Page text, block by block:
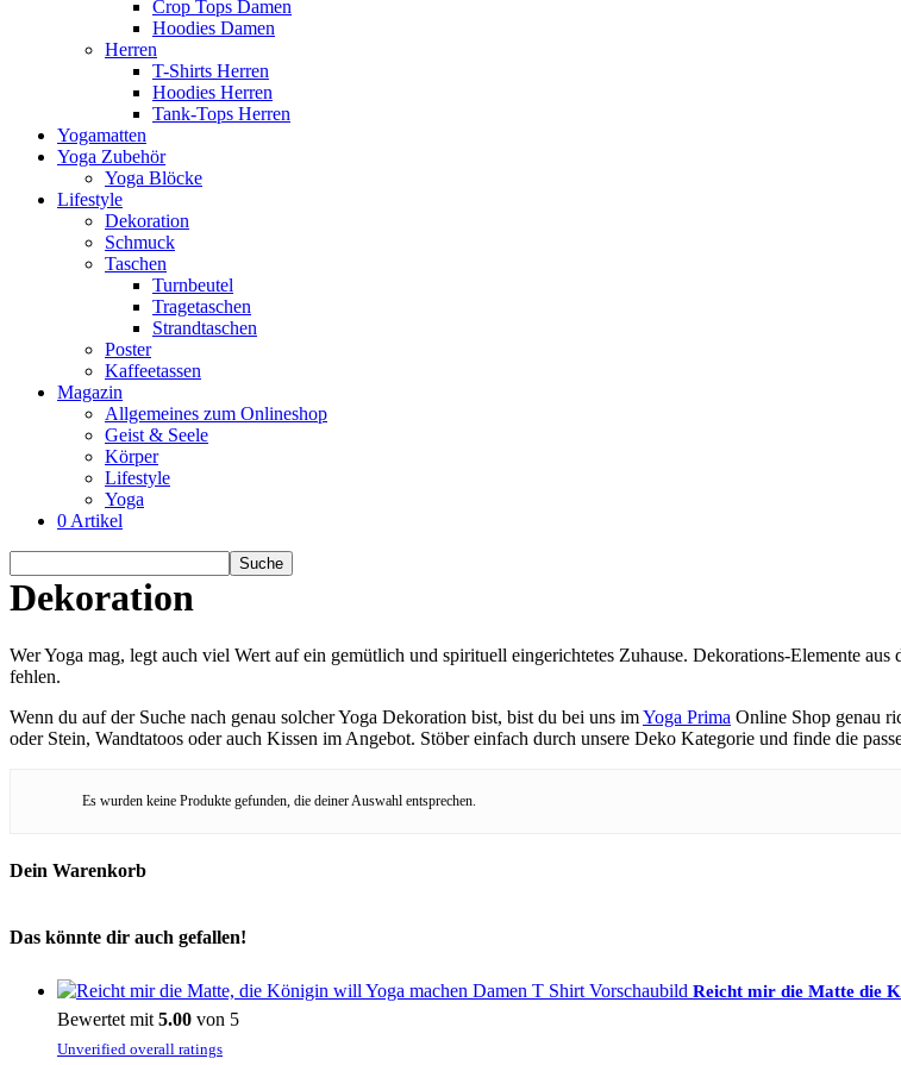
Crop Tops Damen
Hoodies Damen
Herren
T-Shirts Herren
Hoodies Herren
Tank-Tops Herren
Yogamatten
Yoga Zubehör
Yoga Blöcke
Lifestyle
Dekoration
Schmuck
Taschen
Turnbeutel
Tragetaschen
Strandtaschen
Poster
Kaffeetassen
Magazin
Allgemeines zum Onlineshop
Geist & Seele
Körper
Lifestyle
Yoga
0 Artikel
Dekoration
Wer Yoga mag, legt auch viel Wert auf ein gemütlich und spirituell eingerichtetes Zuhause. Dekorations-Elemente
fehlen.
Wenn du auf der Suche nach genau solcher Yoga Dekoration bist, bist du bei uns imYoga Prima Online Shop genau
oder Stein, Wandtatoos oder auch Kissen im Angebot. Stöber einfach durch unsere Deko Kategorie und finde die
Es wurden keine Produkte gefunden, die deiner Auswahl entsprechen.
Dein Warenkorb
Das könnte dir auch gefallen!
Reicht mir die Matte die
Bewertet mit 5.00 von 5
Unverified overall ratings